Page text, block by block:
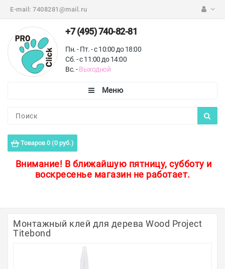
E-mail: 7408281@mail.ru
+7 (495) 740-82-81
Пн. - Пт. - с 10:00 до 18:00
Сб. - с 11:00 до 14:00
Вс. -Выходной
Товаров 0 (0 руб.)
Внимание! В ближайшую пятницу, субботу и
воскресенье магазин не работает.
Пороги для пола
Защитные уголки
Полосы из металла
Монтажный клей для дерева Wood Project
Titebond